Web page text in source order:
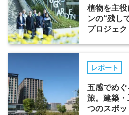
植物を主
ンの“残し
プロジェク
レポート
五感でめ
旅。建築
つのスポッ